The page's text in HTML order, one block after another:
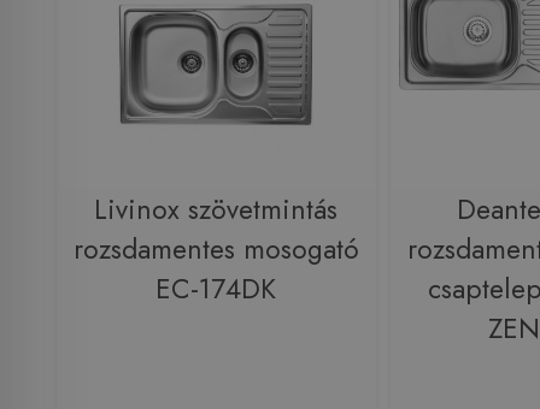
Livinox szövetmintás
rozsdamentes mosogató
EC-174DK